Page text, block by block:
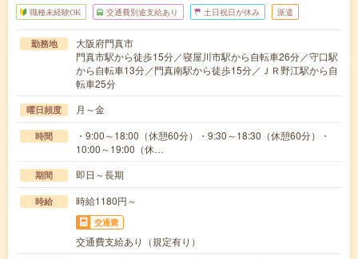
職種未経験OK 交通費別途支給あり 土日祝日が休み 派遣
勤務地
大阪府門真市
門真市駅から徒歩15分／寝屋川市駅から自転車26分／守口駅
から自転車13分／門真南駅から徒歩15分／ＪＲ野江駅から自
転車25分
曜日頻度 月～金
時間
・9:00～18:00（休憩60分）・9:30～18:30（休憩60分）・
10:00～19:00（休…
期間 即日～長期
時給 時給1180円～
交通費
交通費支給あり（規定有り）